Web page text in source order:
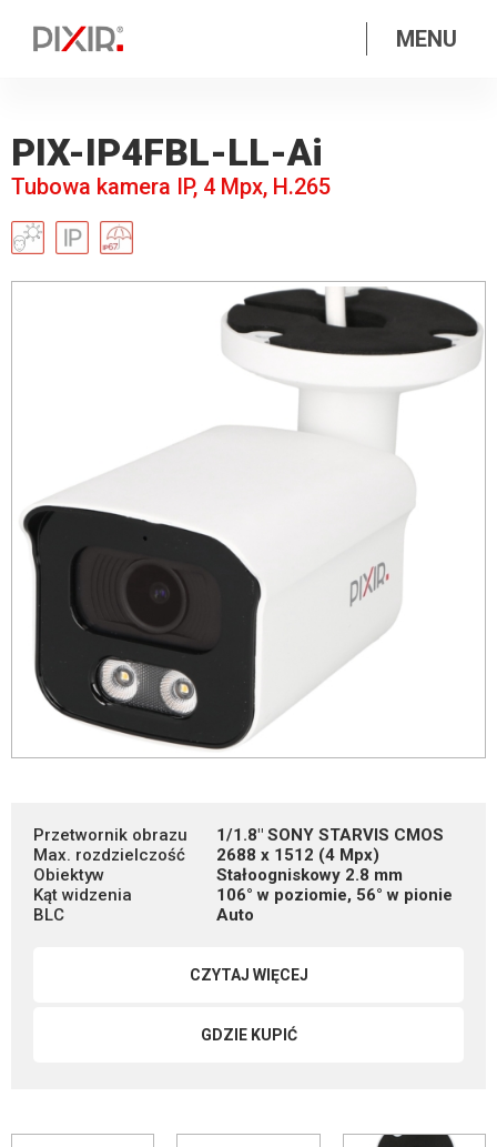
MENU
PIX-IP4FBL-LL-Ai
Tubowa kamera IP, 4 Mpx, H.265
Przetwornik obrazu
1/1.8" SONY STARVIS CMOS
Max. rozdzielczość
2688 x 1512 (4 Mpx)
Obiektyw
Stałoogniskowy 2.8 mm
Kąt widzenia
106° w poziomie, 56° w pionie
BLC
Auto
CZYTAJ WIĘCEJ
GDZIE KUPIĆ